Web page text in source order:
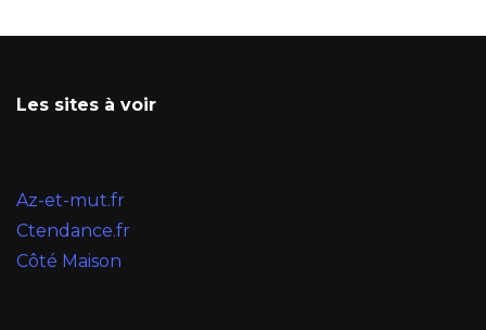
Les sites à voir
Az-et-mut.fr
Ctendance.fr
Côté Maison